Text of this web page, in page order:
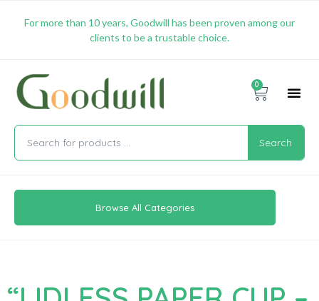
For more than 10 years, Goodwill has been proven among our
clients to be a trustable choice.
0
Search
Browse All Categories